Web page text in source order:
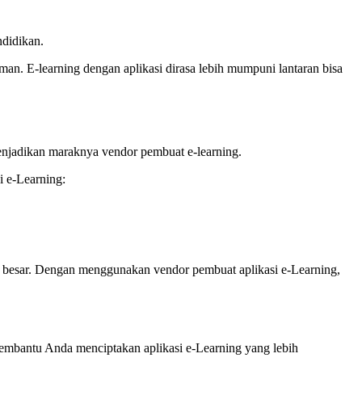
E-learning dengan aplikasi dirasa lebih mumpuni lantaran bisa
maraknya vendor pembuat e-learning.
e-Learning:
Dengan menggunakan vendor pembuat aplikasi e-Learning,
Anda menciptakan aplikasi e-Learning yang lebih